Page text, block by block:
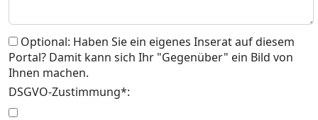
Optional: Haben Sie ein eigenes Inserat auf diesem
Portal? Damit kann sich Ihr "Gegenüber" ein Bild von
Ihnen machen.
DSGVO-Zustimmung*: